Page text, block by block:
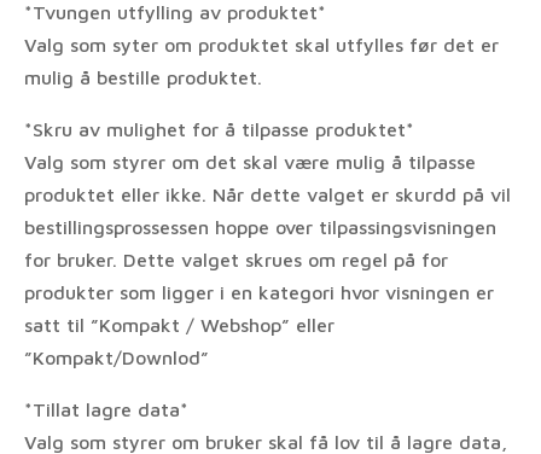
*Tvungen utfylling av produktet*
Valg som syter om produktet skal utfylles før det er
mulig å bestille produktet.
*Skru av mulighet for å tilpasse produktet*
Valg som styrer om det skal være mulig å tilpasse
produktet eller ikke. Når dette valget er skurdd på vil
bestillingsprossessen hoppe over tilpassingsvisningen
for bruker. Dette valget skrues om regel på for
produkter som ligger i en kategori hvor visningen er
satt til ”Kompakt / Webshop” eller
”Kompakt/Downlod”
*Tillat lagre data*
Valg som styrer om bruker skal få lov til å lagre data,